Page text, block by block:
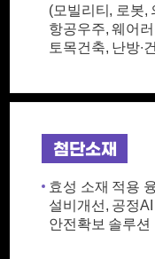
(모빌리티, 로봇,
항공우주, 웨어
토목건축, 난방∙
첨단소재
효성 소재 적용
설비개선, 공정
안전확보 솔루션